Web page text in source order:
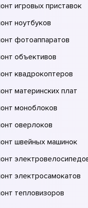
игровых приставок
ноутбуков
фотоаппаратов
объективов
квадрокоптеров
материнских плат
моноблоков
оверлоков
швейных машинок
электросамокатов
тепловизоров